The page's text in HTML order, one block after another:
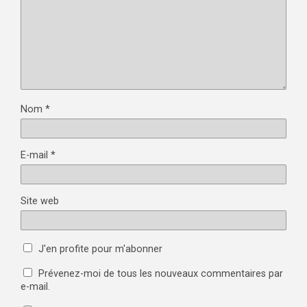
Nom *
E-mail *
Site web
J'en profite pour m'abonner
Prévenez-moi de tous les nouveaux commentaires par
e-mail.